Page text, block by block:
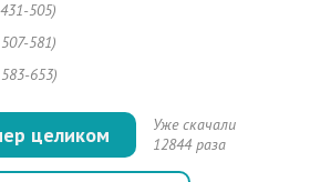
505)
581)
653)
целиком
Уже скачали
12844 раза